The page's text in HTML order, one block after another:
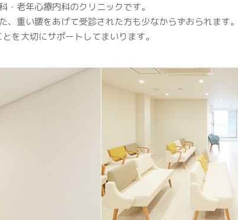
老年心療内科のクリニックです。
重い腰をあげて受診された方も少なからずおられます。
を大切にサポートしてまいります。